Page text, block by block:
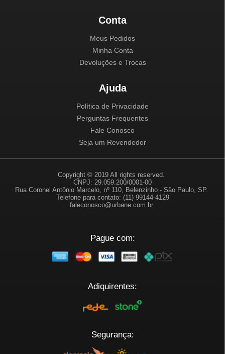
Conta
Meus Pedidos
Minha Conta
Devoluções e Trocas
Ajuda
Política de Privacidade
Perguntas Frequentes
Fale Conosco
Seja um Revendedor
Copyright © 2019 All rights reserved.
CNPJ: 29.059.200/0001-00
Rua Coronel Antônio Marcelo, nº 110, Belenzinho - São Paulo, SP.
Telefone para contato: (11) 99144-4129
faleconosco@urbane.com.br
Pague com:
Adiquirentes:
Segurança: